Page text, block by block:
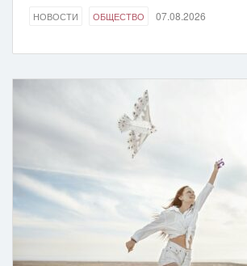
НОВОСТИ ОБЩЕСТВО 07.08.2026